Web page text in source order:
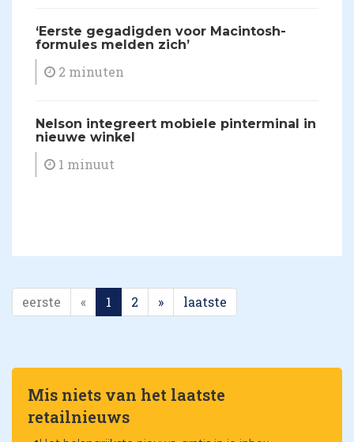
​‘Eerste gegadigden voor Macintosh-
formules melden zich’
2 minuten
Nelson integreert mobiele pinterminal in
nieuwe winkel
1 minuut
eerste « 1 2 » laatste
Mis niets van het laatste
retailnieuws